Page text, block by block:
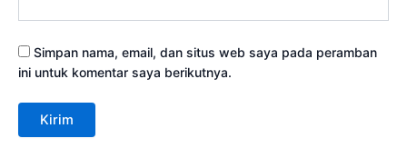
Simpan nama, email, dan situs web saya pada peramban
ini untuk komentar saya berikutnya.